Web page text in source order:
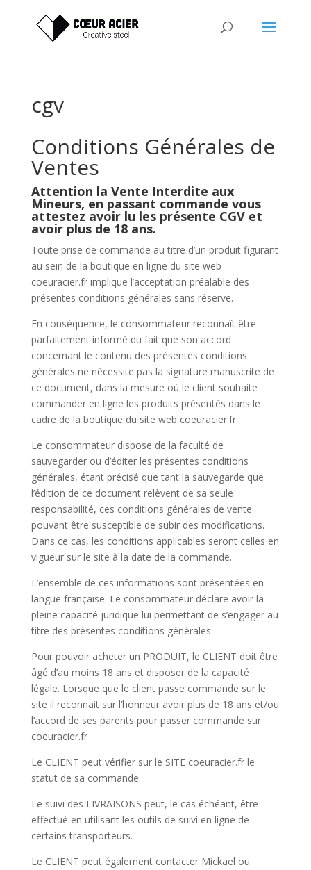
cgv
Conditions Générales de
Ventes
Attention la Vente Interdite aux
Mineurs, en passant commande vous
attestez avoir lu les présente CGV et
avoir plus de 18 ans.
Toute prise de commande au titre d’un produit figurant
au sein de la boutique en ligne du site web
coeuracier.fr implique l’acceptation préalable des
présentes conditions générales sans réserve.
En conséquence, le consommateur reconnaît être
parfaitement informé du fait que son accord
concernant le contenu des présentes conditions
générales ne nécessite pas la signature manuscrite de
ce document, dans la mesure où le client souhaite
commander en ligne les produits présentés dans le
cadre de la boutique du site web coeuracier.fr
Le consommateur dispose de la faculté de
sauvegarder ou d’éditer les présentes conditions
générales, étant précisé que tant la sauvegarde que
l’édition de ce document relèvent de sa seule
responsabilité, ces conditions générales de vente
pouvant être susceptible de subir des modifications.
Dans ce cas, les conditions applicables seront celles en
vigueur sur le site à la date de la commande.
L’ensemble de ces informations sont présentées en
langue française. Le consommateur déclare avoir la
pleine capacité juridique lui permettant de s’engager au
titre des présentes conditions générales.
Pour pouvoir acheter un PRODUIT, le CLIENT doit être
âgé d’au moins 18 ans et disposer de la capacité
légale. Lorsque que le client passe commande sur le
site il reconnait sur l’honneur avoir plus de 18 ans et/ou
l’accord de ses parents pour passer commande sur
coeuracier.fr
Le CLIENT peut vérifier sur le SITE coeuracier.fr le
statut de sa commande.
Le suivi des LIVRAISONS peut, le cas échéant, être
effectué en utilisant les outils de suivi en ligne de
certains transporteurs.
Le CLIENT peut également contacter Mickael ou